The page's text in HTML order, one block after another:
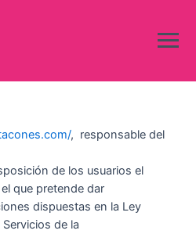
, responsable del
de los usuarios el
que pretende dar
dispuestas en la Ley
de la